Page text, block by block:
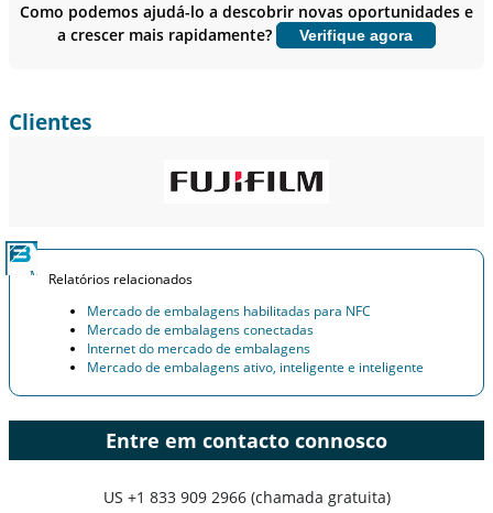
Personalizar agora
Como podemos ajudá-lo a descobrir novas oportunidades e
a crescer mais rapidamente?
Verifique agora
Clientes
Relatórios relacionados
Mercado de embalagens habilitadas para NFC
Mercado de embalagens conectadas
Internet do mercado de embalagens
Mercado de embalagens ativo, inteligente e inteligente
Entre em contacto connosco
US +1 833 909 2966 (chamada gratuita)